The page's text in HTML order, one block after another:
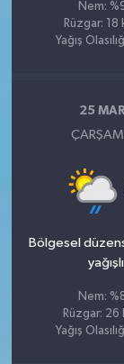
Nem:
Rüzgar: 18
Yağış
25
Bölgesel
yağışlı
Nem:
Rüzgar: 26
Yağış